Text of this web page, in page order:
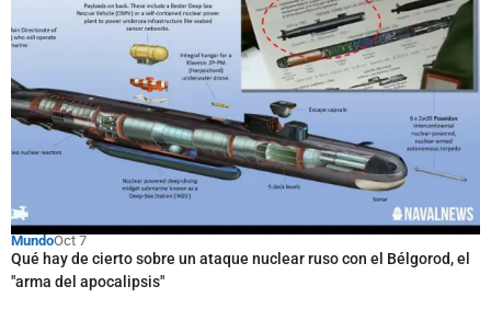
MundoOct 7
Qué hay de cierto sobre un ataque nuclear ruso con el Bélgorod, el
"arma del apocalipsis"